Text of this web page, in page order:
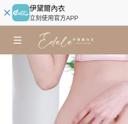
伊黛爾內衣
立刻使用官方APP